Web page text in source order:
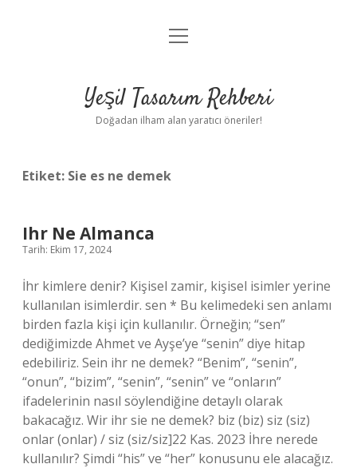
Anasayfa
Yasal Uyarı
menüyü
Yeşil Tasarım Rehberi
Doğadan ilham alan yaratıcı öneriler!
Etiket: Sie es ne demek
Ihr Ne Almanca
Tarih: Ekim 17, 2024
İhr kimlere denir? Kişisel zamir, kişisel isimler yerine
kullanılan isimlerdir. sen * Bu kelimedeki sen anlamı
birden fazla kişi için kullanılır. Örneğin; “sen”
dediğimizde Ahmet ve Ayşe’ye “senin” diye hitap
edebiliriz. Sein ihr ne demek? “Benim”, “senin”,
“onun”, “bizim”, “senin”, “senin” ve “onların”
ifadelerinin nasıl söylendiğine detaylı olarak
bakacağız. Wir ihr sie ne demek? biz (biz) siz (siz)
onlar (onlar) / siz (siz/siz]22 Kas. 2023 İhre nerede
kullanılır? Şimdi “his” ve “her” konusunu ele alacağız.